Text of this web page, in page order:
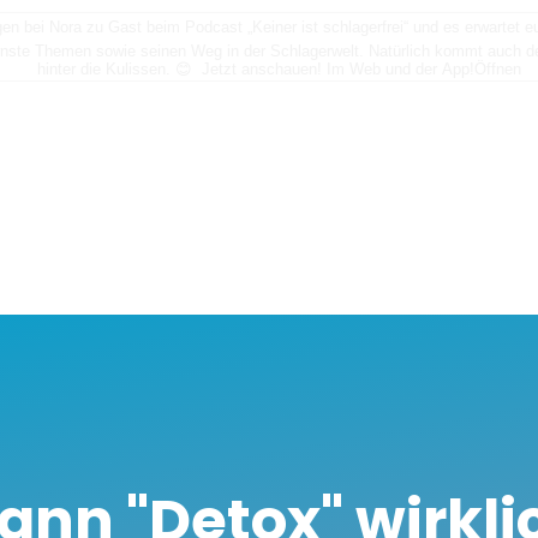
bei Nora zu Gast beim Podcast „Keiner ist schlagerfrei“ und es erwartet
Themen sowie seinen Weg in der Schlagerwelt. Natürlich kommt auch
"Detox"